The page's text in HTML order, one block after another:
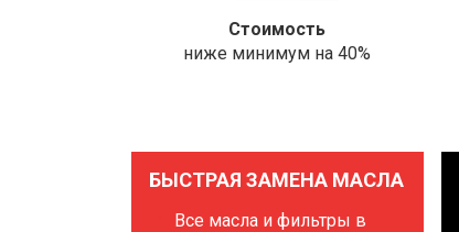
Стоимость
ниже минимум на 40%
БЫСТРАЯ ЗАМЕНА МАСЛА
Все масла и фильтры в